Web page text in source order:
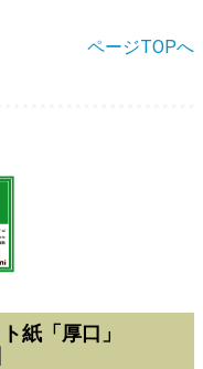
ページTOPへ
紙「厚口」